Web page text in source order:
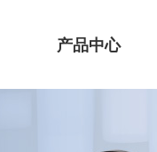
产品中心